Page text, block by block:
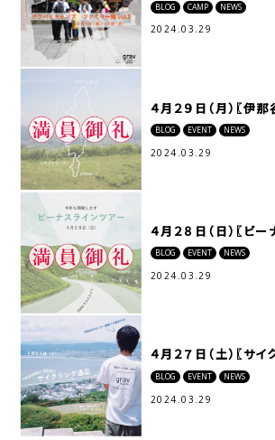
BLOG CAMP NEWS
2024.03.29
４月２９日（月）〖伊那
BLOG EVENT NEWS
2024.03.29
４月２８日（日）〖ビ
BLOG EVENT NEWS
2024.03.29
４月２７日（土）〖サイ
BLOG EVENT NEWS
2024.03.29